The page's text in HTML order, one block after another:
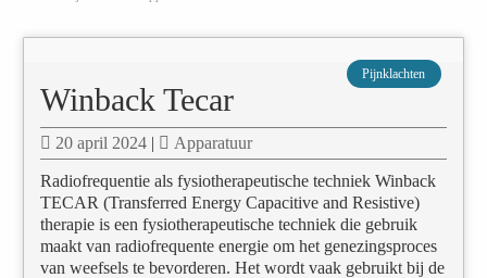
Pijnklachten
Winback Tecar
20 april 2024 | Apparatuur
Radiofrequentie als fysiotherapeutische techniek Winback
TECAR (Transferred Energy Capacitive and Resistive)
therapie is een fysiotherapeutische techniek die gebruik
maakt van radiofrequente energie om het genezingsproces
van weefsels te bevorderen. Het wordt vaak gebruikt bij de